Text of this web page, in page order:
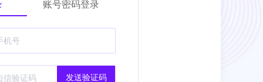
账号密码登录
发送验证码